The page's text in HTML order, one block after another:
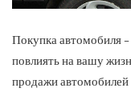
Покупка автомобиля
повлиять на вашу
продажи автомобилей